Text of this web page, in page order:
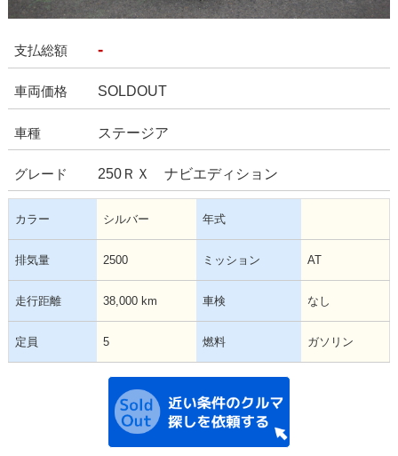
支払総額 -
車両価格 SOLDOUT
車種 ステージア
グレード 250ＲＸ ナビエディション
カラー シルバー 年式
排気量 2500 ミッション AT
走行距離 38,000 km 車検 なし
定員 5 燃料 ガソリン